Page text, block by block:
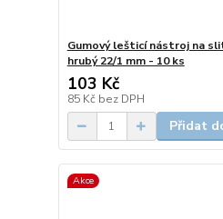
Gumový lešticí nástroj na
hrubý 22/1 mm - 10 ks
103 Kč
85 Kč bez DPH
Přidat
Akce